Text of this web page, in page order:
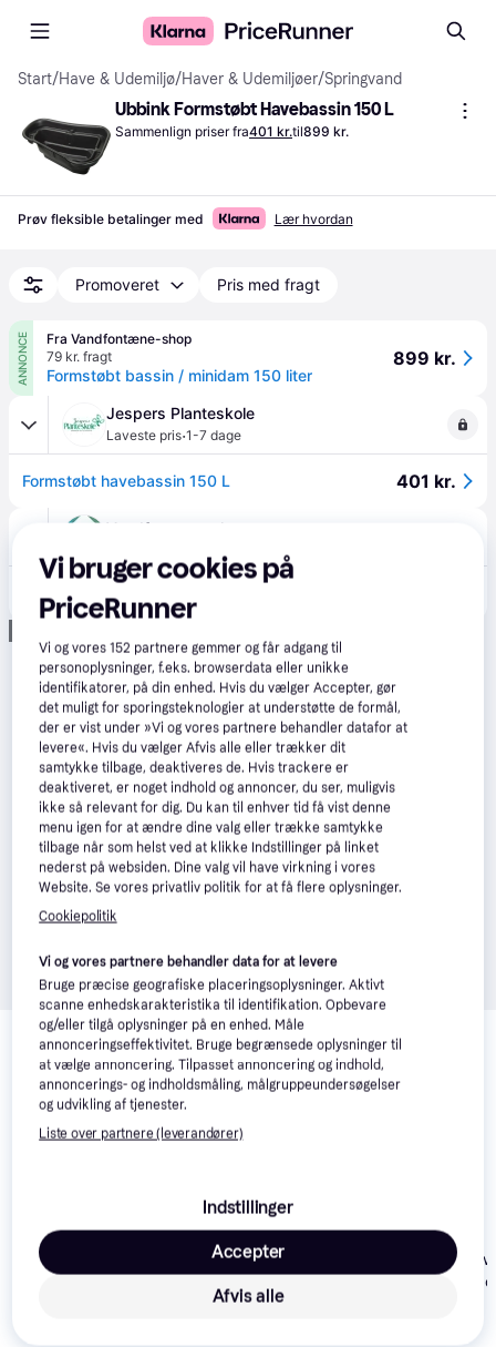
Start/Have & Udemiljø/Haver & Udemiljøer/Springvand
Ubbink Formstøbt Havebassin 150 L
Sammenlign priser fra401 kr.til899 kr.
Prøv fleksible betalinger med Lær hvordan
Promoveret Pris med fragt
ANNONCE
Fra Vandfontæne-shop
79 kr. fragt
Formstøbt bassin / minidam 150 liter
899 kr.
Jespers Planteskole
Laveste pris·1-7 dage
Formstøbt havebassin 150 L 401 kr.
Vandfontæne-shop
Formstøbt bassin / minidam 150 liter
Relaterede produkter
Se vores forslag til andre produkter, der matcher dine
interesser. Vis alle
Trender
Ubbink Formstøbt 250
Trender
Ubbink Havedam 500
INF Fountain
Solar Cells
Vi bruger cookies på
PriceRunner
Vi og vores152 partnere gemmer og får adgang til
personoplysninger, f.eks. browserdata eller unikke
identifikatorer, på din enhed. Hvis du vælger Accepter, gør
det muligt for sporingsteknologier at understøtte de formål,
der er vist under »Vi og vores partnere behandler datafor at
levere«. Hvis du vælger Afvis alle eller trækker dit
samtykke tilbage, deaktiveres de. Hvis trackere er
deaktiveret, er noget indhold og annoncer, du ser, muligvis
ikke så relevant for dig. Du kan til enhver tid få vist denne
menu igen for at ændre dine valg eller trække samtykke
tilbage når som helst ved at klikke Indstillinger på linket
nederst på websiden. Dine valg vil have virkning i vores
Website. Se vores privatliv politik for at få flere oplysninger.
Cookiepolitik
Vi og vores partnere behandler data for at levere
Bruge præcise geografiske placeringsoplysninger. Aktivt
scanne enhedskarakteristika til identifikation. Opbevare
og/eller tilgå oplysninger på en enhed. Måle
annonceringseffektivitet. Bruge begrænsede oplysninger til
at vælge annoncering. Tilpasset annoncering og indhold,
annoncerings- og indholdsmåling, målgruppeundersøgelser
og udvikling af tjenester.
Liste over partnere (leverandører)
Indstillinger
Afvis alle
Accepter